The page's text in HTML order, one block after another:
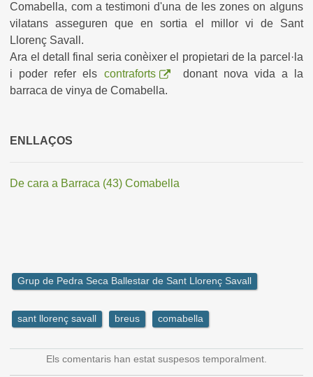
Comabella, com a testimoni d'una de les zones on alguns
vilatans asseguren que en sortia el millor vi de Sant
Llorenç Savall.
Ara el detall final seria conèixer el propietari de la parcel·la
i poder refer els contraforts
donant nova vida a la
barraca de vinya de Comabella.
ENLLAÇOS
De cara a Barraca (43) Comabella
Grup de Pedra Seca Ballestar de Sant Llorenç Savall
sant llorenç savall breus comabella
Els comentaris han estat suspesos temporalment.